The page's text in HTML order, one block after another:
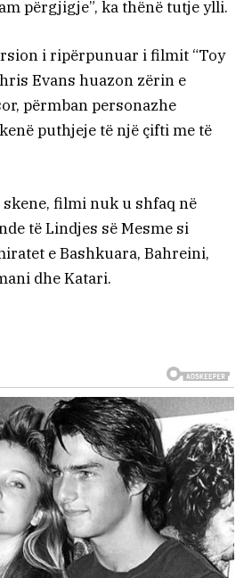
përgjigje”, ka thënë tutje ylli.
i ripërpunuar i filmit “Toy
Evans huazon zërin e
përmban personazhe
puthjeje të një çifti me të
skene, filmi nuk u shfaq në
të Lindjes së Mesme si
e Bashkuara, Bahreini,
dhe Katari.